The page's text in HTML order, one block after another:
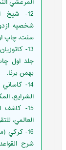
المرعشي
شخصيه
سنت، چاپ
جلد اول
بهمن برنا.
الشرايع،
15- كاشف
العالمي،
شرح